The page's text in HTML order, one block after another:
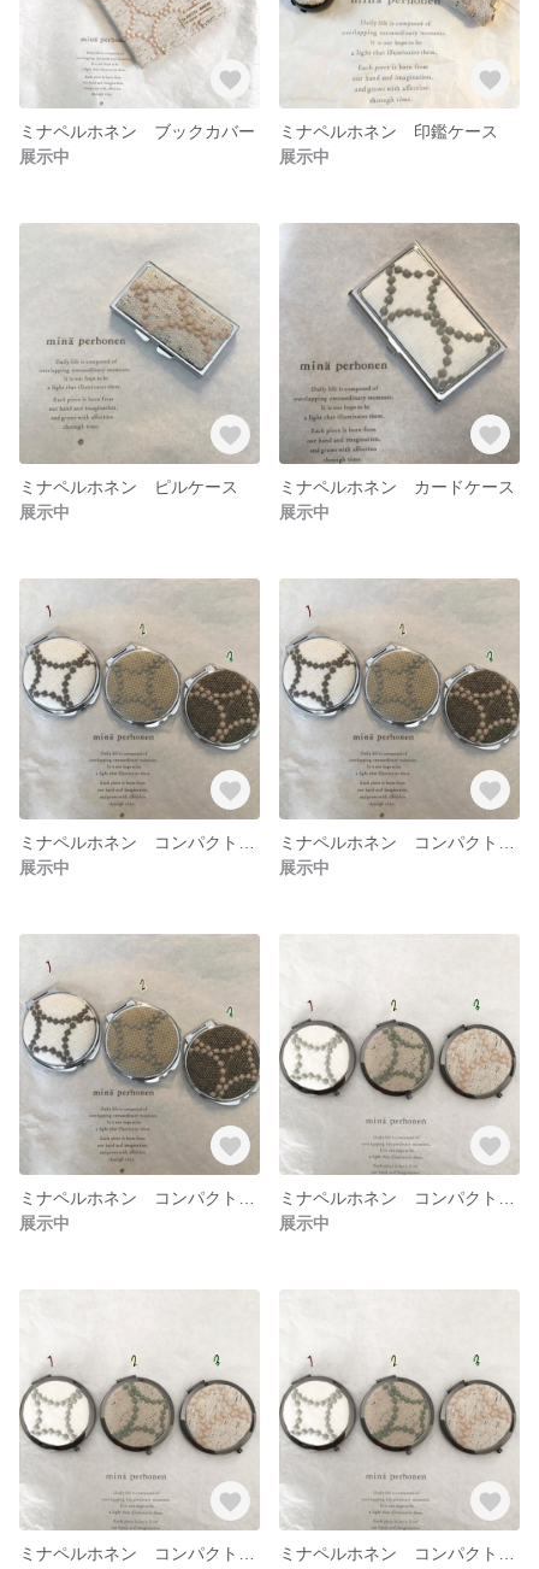
ミナペルホネン ブックカバー
展示中
ミナペルホネン 印鑑ケース
展示中
ミナペルホネン ピルケース
展示中
ミナペルホネン カードケース
展示中
展示中
展示中
展示中
展示中